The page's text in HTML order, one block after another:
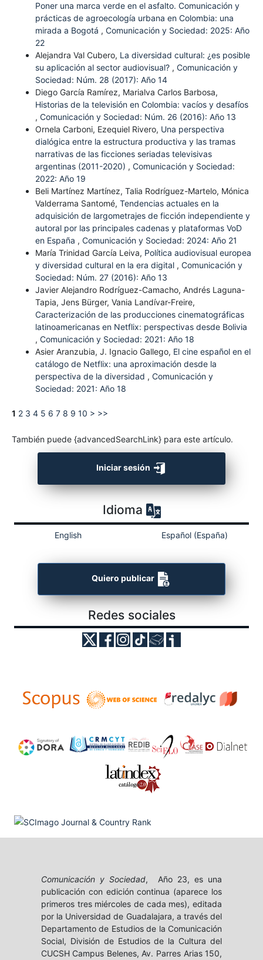
Poner una marca verde en el asfalto. Comunicación y
prácticas de agroecología urbana en Colombia: una
mirada a Bogotá , Comunicación y Sociedad: 2025: Año
22
Alejandra Val Cubero, La diversidad cultural: ¿es posible
su aplicación al sector audiovisual? , Comunicación y
Sociedad: Núm. 28 (2017): Año 14
Diego García Ramírez, Marialva Carlos Barbosa,
Historias de la televisión en Colombia: vacíos y desafíos
, Comunicación y Sociedad: Núm. 26 (2016): Año 13
Ornela Carboni, Ezequiel Rivero, Una perspectiva
dialógica entre la estructura productiva y las tramas
narrativas de las ficciones seriadas televisivas
argentinas (2011-2020) , Comunicación y Sociedad:
2022: Año 19
Beli Martínez Martínez, Talia Rodríguez-Martelo, Mónica
Valderrama Santomé, Tendencias actuales en la
adquisición de largometrajes de ficción independiente y
autoral por las principales cadenas y plataformas VoD
en España , Comunicación y Sociedad: 2024: Año 21
María Trinidad García Leiva, Política audiovisual europea
y diversidad cultural en la era digital , Comunicación y
Sociedad: Núm. 27 (2016): Año 13
Javier Alejandro Rodríguez-Camacho, Andrés Laguna-
Tapia, Jens Bürger, Vania Landívar-Freire,
Caracterización de las producciones cinematográficas
latinoamericanas en Netflix: perspectivas desde Bolivia
, Comunicación y Sociedad: 2021: Año 18
Asier Aranzubia, J. Ignacio Gallego, El cine español en el
catálogo de Netflix: una aproximación desde la
perspectiva de la diversidad , Comunicación y
Sociedad: 2021: Año 18
1 2 3 4 5 6 7 8 9 10 > >>
También puede {advancedSearchLink} para este artículo.
Iniciar sesión
Idioma
English Español (España)
Quiero publicar
Redes sociales
Comunicación y Sociedad, Año 23, es una
publicación con edición continua (aparece los
primeros tres miércoles de cada mes), editada
por la Universidad de Guadalajara, a través del
Departamento de Estudios de la Comunicación
Social, División de Estudios de la Cultura del
CUCSH Campus Belenes, Av. Parres Arias 150,